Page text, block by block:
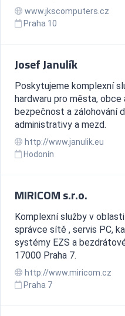
www.jkscomputers.cz
Praha 10
Josef Janulík
Poskytujeme komplexní
hardwaru pro města,
bezpečnost a zálohování
administrativy a mezd.
http://www.janulik.eu
Hodonín
MIRICOM s.r.o.
Komplexní služby v
správce sítě , servis PC,
systémy EZS a
17000 Praha 7.
http://www.miricom.cz
Praha 7